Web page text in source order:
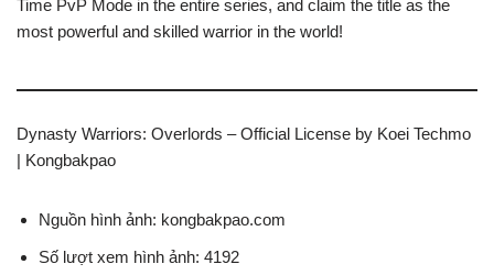
Time PvP Mode in the entire series, and claim the title as the
most powerful and skilled warrior in the world!
Dynasty Warriors: Overlords – Official License by Koei Techmo
| Kongbakpao
Nguồn hình ảnh: kongbakpao.com
Số lượt xem hình ảnh: 4192